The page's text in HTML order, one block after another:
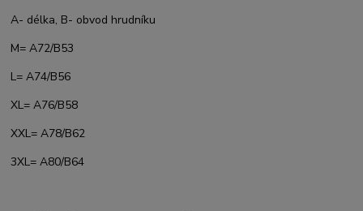
A- délka, B- obvod hrudníku
M= A72/B53
L= A74/B56
XL= A76/B58
XXL= A78/B62
3XL= A80/B64